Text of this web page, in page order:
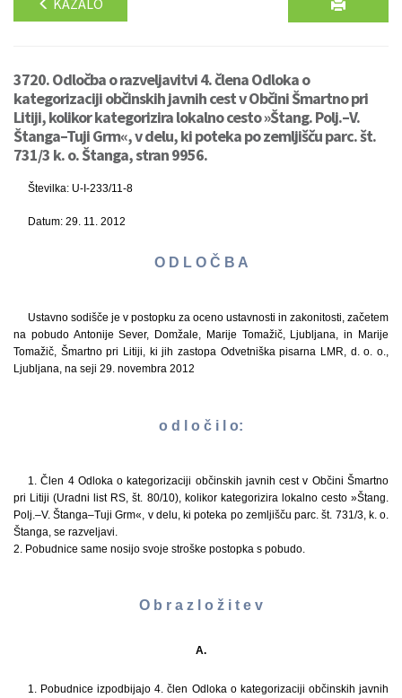
KAZALO
3720. Odločba o razveljavitvi 4. člena Odloka o
kategorizaciji občinskih javnih cest v Občini Šmartno pri
Litiji, kolikor kategorizira lokalno cesto »Štang. Polj.–V.
Štanga–Tuji Grm«, v delu, ki poteka po zemljišču parc. št.
731/3 k. o. Štanga, stran 9956.
Številka: U-I-233/11-8
Datum: 29. 11. 2012
O D L O Č B A
Ustavno sodišče je v postopku za oceno ustavnosti in zakonitosti, začetem
na pobudo Antonije Sever, Domžale, Marije Tomažič, Ljubljana, in Marije
Tomažič, Šmartno pri Litiji, ki jih zastopa Odvetniška pisarna LMR, d. o. o.,
Ljubljana, na seji 29. novembra 2012
o d l o č i l o:
1. Člen 4 Odloka o kategorizaciji občinskih javnih cest v Občini Šmartno
pri Litiji (Uradni list RS, št. 80/10), kolikor kategorizira lokalno cesto »Štang.
Polj.–V. Štanga–Tuji Grm«, v delu, ki poteka po zemljišču parc. št. 731/3, k. o.
Štanga, se razveljavi.
2. Pobudnice same nosijo svoje stroške postopka s pobudo.
O b r a z l o ž i t e v
A.
1. Pobudnice izpodbijajo 4. člen Odloka o kategorizaciji občinskih javnih